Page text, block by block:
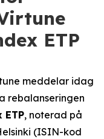
ETP
meddelar idag
rebalanseringen
, noterad på
(ISIN-kod